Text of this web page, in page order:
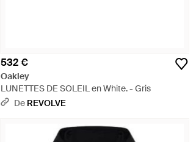
532 €
Oakley
LUNETTES DE SOLEIL en White. - Gris
De REVOLVE